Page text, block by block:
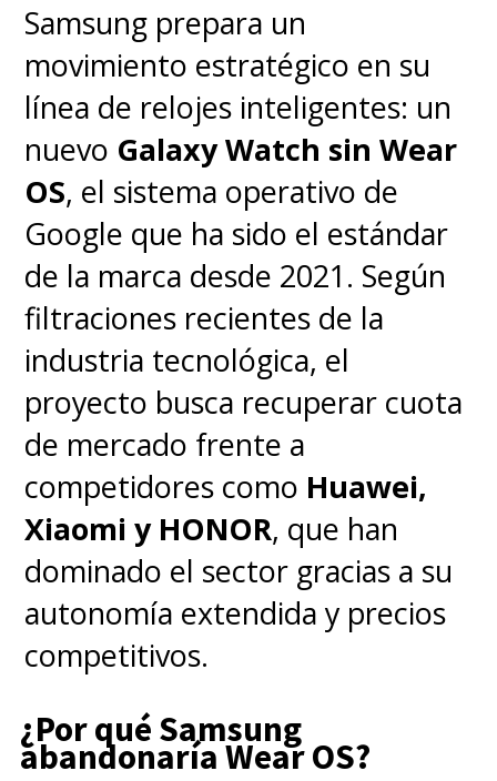
Samsung prepara un
movimiento estratégico en su
línea de relojes inteligentes: un
nuevo Galaxy Watch sin Wear
OS, el sistema operativo de
Google que ha sido el estándar
de la marca desde 2021. Según
filtraciones recientes de la
industria tecnológica, el
proyecto busca recuperar cuota
de mercado frente a
competidores como Huawei,
Xiaomi y HONOR, que han
dominado el sector gracias a su
autonomía extendida y precios
competitivos.
¿Por qué Samsung
abandonaría Wear OS?